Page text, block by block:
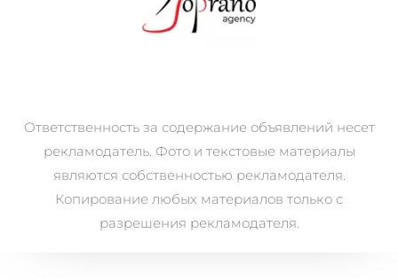
Ответственность за содержание объявлений несет
рекламодатель. Фото и текстовые материалы
являются собственностью рекламодателя.
Копирование любых материалов только с
разрешения рекламодателя.